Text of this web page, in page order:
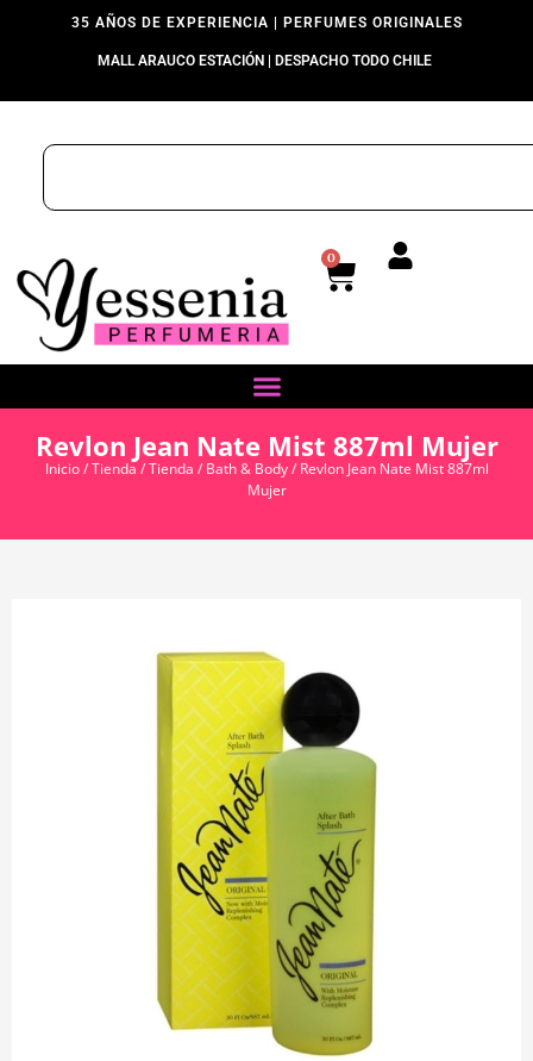
35 AÑOS DE EXPERIENCIA | PERFUMES ORIGINALES
MALL ARAUCO ESTACIÓN | DESPACHO TODO CHILE
0
Revlon Jean Nate Mist 887ml Mujer
Inicio/Tienda/Tienda / Bath & Body/ Revlon Jean Nate Mist 887ml
Mujer